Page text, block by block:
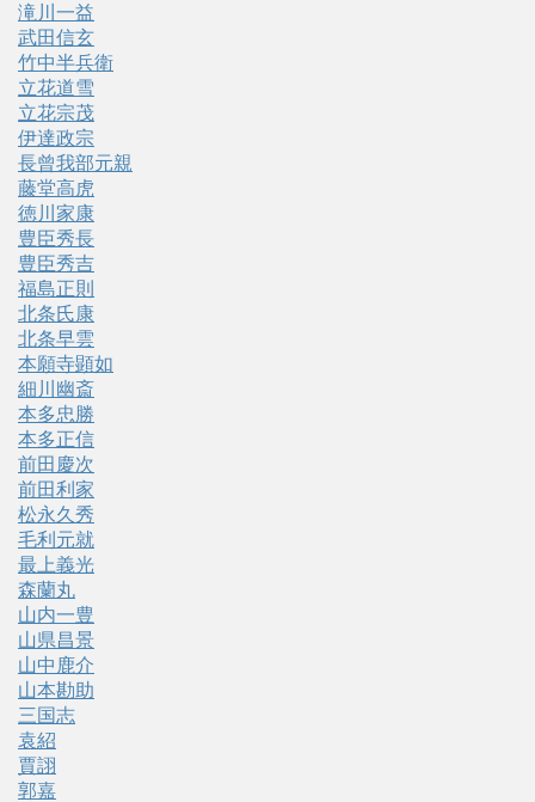
滝川一益
武田信玄
竹中半兵衛
立花道雪
立花宗茂
伊達政宗
長曾我部元親
藤堂高虎
徳川家康
豊臣秀長
豊臣秀吉
福島正則
北条氏康
北条早雲
本願寺顕如
細川幽斎
本多忠勝
本多正信
前田慶次
前田利家
松永久秀
毛利元就
最上義光
森蘭丸
山内一豊
山県昌景
山中鹿介
山本勘助
三国志
袁紹
賈詡
郭嘉